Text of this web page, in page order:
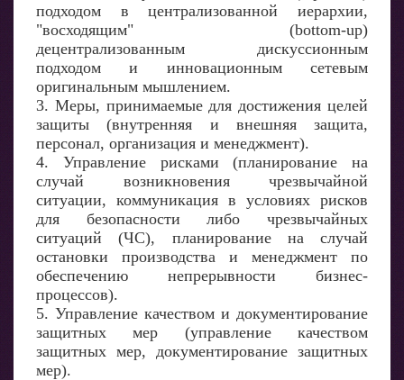
подходом в централизованной иерархии,
"восходящим" (bottom-up)
децентрализованным дискуссионным
подходом и инновационным сетевым
оригинальным мышлением.
3. Меры, принимаемые для достижения целей
защиты (внутренняя и внешняя защита,
персонал, организация и менеджмент).
4. Управление рисками (планирование на
случай возникновения чрезвычайной
ситуации, коммуникация в условиях рисков
для безопасности либо чрезвычайных
ситуаций (ЧС), планирование на случай
остановки производства и менеджмент по
обеспечению непрерывности бизнес-
процессов).
5. Управление качеством и документирование
защитных мер (управление качеством
защитных мер, документирование защитных
мер).